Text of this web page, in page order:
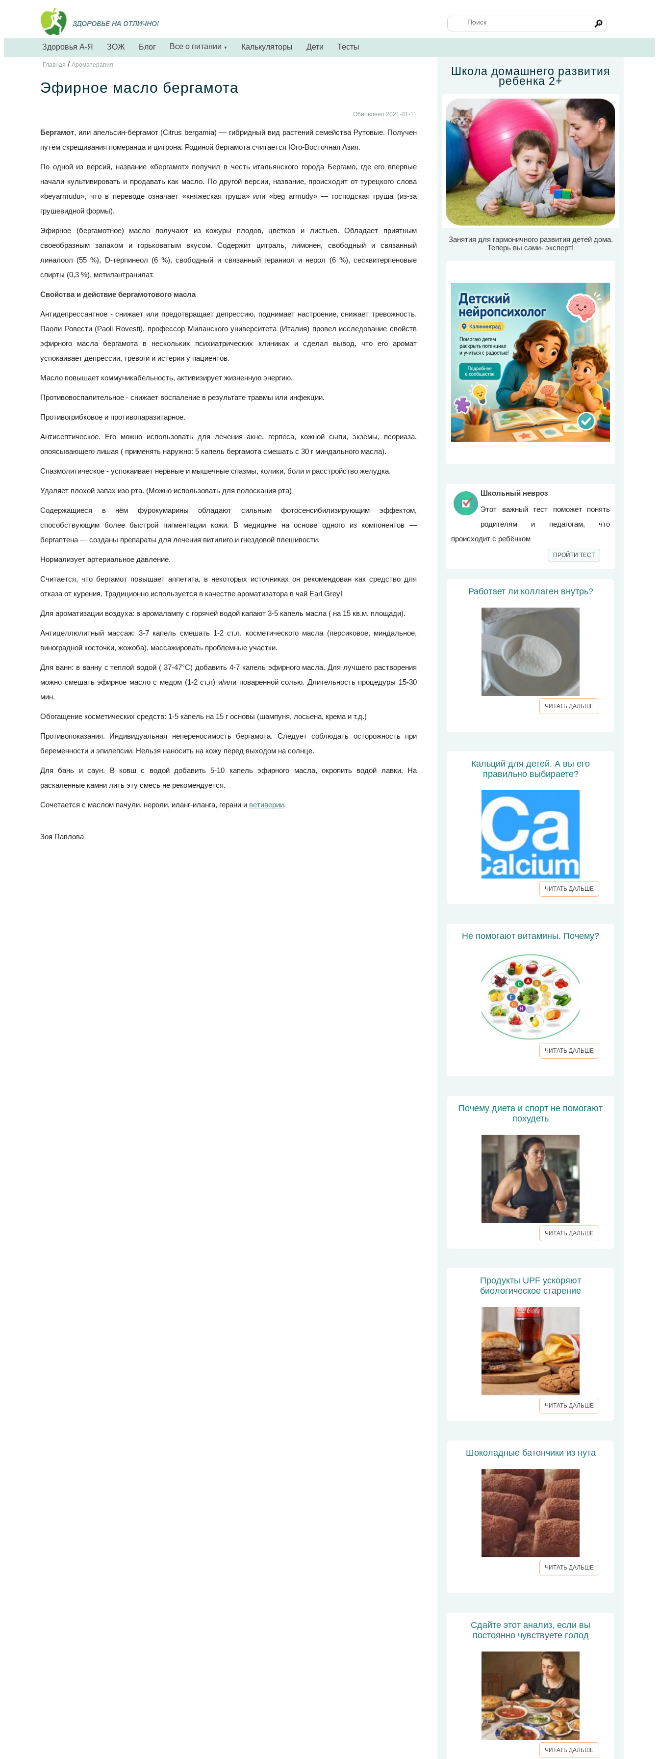
🔎
Здоровья А-Я ЗОЖ Блог Все о питании ▼ Калькуляторы Дети Тесты
Главная / Ароматерапия
Эфирное масло бергамота
Обновлено:2021-01-11
Бергамот, или апельсин-бергамот (Citrus bergamia) — гибридный вид растений семейства Рутовые. Получен
путём скрещивания померанца и цитрона. Родиной бергамота считается Юго-Восточная Азия.
По одной из версий, название «бергамот» получил в честь итальянского города Бергамо, где его впервые
начали культивировать и продавать как масло. По другой версии, название, происходит от турецкого слова
«beyarmudu», что в переводе означает «княжеская груша» или «beg armudy» — господская груша (из-за
грушевидной формы).
Эфирное (бергамотное) масло получают из кожуры плодов, цветков и листьев. Обладает приятным
своеобразным запахом и горьковатым вкусом. Содержит цитраль, лимонен, свободный и связанный
линалоол (55 %), D-терпинеол (6 %), свободный и связанный гераниол и нерол (6 %), сесквитерпеновые
спирты (0,3 %), метилантранилат.
Свойства и действие бергамотового масла
Антидепрессантное - снижает или предотвращает депрессию, поднимает настроение, снижает тревожность.
Паоли Ровести (Paoli Rovesti), профессор Миланского университета (Италия) провел исследование свойств
эфирного масла бергамота в нескольких психиатрических клиниках и сделал вывод, что его аромат
успокаивает депрессии, тревоги и истерии у пациентов.
Масло повышает коммуникабельность, активизирует жизненную энергию.
Противовоспалительное - снижает воспаление в результате травмы или инфекции.
Противогрибковое и противопаразитарное.
Антисептическое. Его можно использовать для лечения акне, герпеса, кожной сыпи, экземы, псориаза,
опоясывающего лишая ( применять наружно: 5 капель бергамота смешать с 30 г миндального масла).
Спазмолитическое - успокаивает нервные и мышечные спазмы, колики, боли и расстройство желудка.
Удаляет плохой запах изо рта. (Можно использовать для полоскания рта)
Содержащиеся в нём фурокумарины обладают сильным фотосенсибилизирующим эффектом,
способствующим более быстрой пигментации кожи. В медицине на основе одного из компонентов —
бергаптена — созданы препараты для лечения витилиго и гнездовой плешивости.
Нормализует артериальное давление.
Считается, что бергамот повышает аппетита, в некоторых источниках он рекомендован как средство для
отказа от курения. Традиционно используется в качестве ароматизатора в чай Earl Grey!
Для ароматизации воздуха: в аромалампу с горячей водой капают 3-5 капель масла ( на 15 кв.м. площади).
Антицеллюлитный массаж: 3-7 капель смешать 1-2 ст.л. косметического масла (персиковое, миндальное,
виноградной косточки, жожоба), массажировать проблемные участки.
Для ванн: в ванну с теплой водой ( 37-47°C) добавить 4-7 капель эфирного масла. Для лучшего растворения
можно смешать эфирное масло с медом (1-2 ст.л) и/или поваренной солью. Длительность процедуры 15-30
мин.
Обогащение косметических средств: 1-5 капель на 15 г основы (шампуня, лосьена, крема и т.д.)
Противопоказания. Индивидуальная непереносимость бергамота. Следует соблюдать осторожность при
беременности и эпилепсии. Нельзя наносить на кожу перед выходом на солнце.
Для бань и саун. В ковш с водой добавить 5-10 капель эфирного масла, окропить водой лавки. На
раскаленные камни лить эту смесь не рекомендуется.
Сочетается с маслом пачули, нероли, иланг-иланга, герани и ветиверии.
Зоя Павлова
Школа домашнего развития
ребенка 2+
Занятия для гармоничного развития детей дома.
Теперь вы сами- эксперт!
Школьный невроз
Этот важный тест поможет понять
родителям и педагогам, что
происходит с ребёнком
ПРОЙТИ ТЕСТ
Работает ли коллаген внутрь?
ЧИТАТЬ ДАЛЬШЕ
Кальций для детей. А вы его
правильно выбираете?
ЧИТАТЬ ДАЛЬШЕ
Не помогают витамины. Почему?
ЧИТАТЬ ДАЛЬШЕ
Почему диета и спорт не помогают
похудеть
ЧИТАТЬ ДАЛЬШЕ
Продукты UPF ускоряют
биологическое старение
ЧИТАТЬ ДАЛЬШЕ
Шоколадные батончики из нута
ЧИТАТЬ ДАЛЬШЕ
Сдайте этот анализ, если вы
постоянно чувствуете голод
ЧИТАТЬ ДАЛЬШЕ